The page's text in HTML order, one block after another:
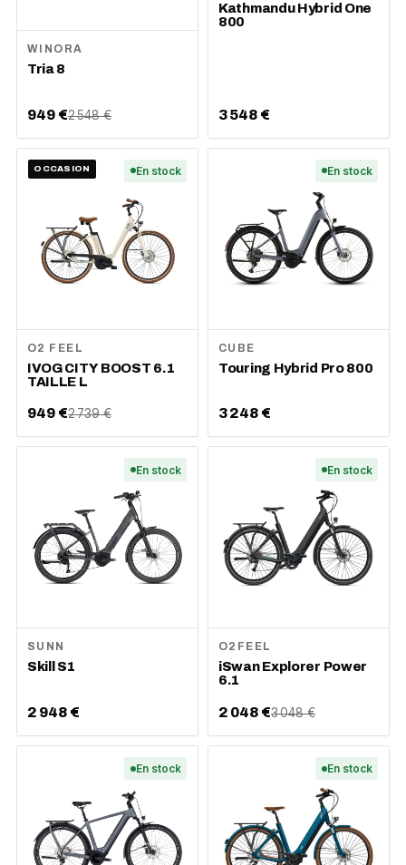
WINORA
Tria 8
949 €2 548 €
Kathmandu Hybrid One
800
3 548 €
OCCASION En stock
O2 FEEL
IVOG CITY BOOST 6.1
TAILLE L
949 €2 739 €
En stock
CUBE
Touring Hybrid Pro 800
3 248 €
En stock
SUNN
Skill S1
2 948 €
En stock
O2FEEL
iSwan Explorer Power
6.1
2 048 €3 048 €
En stock En stock